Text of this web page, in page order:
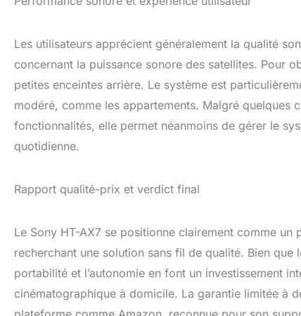
Les utilisateurs apprécient généralement la qualité
concernant la puissance sonore des satellites. Pour
petites enceintes arrière. Le système est
modéré, comme les appartements. Malgré quelques
fonctionnalités, elle permet néanmoins de gérer le
quotidienne.
Rapport qualité-prix et verdict final
Le Sony HT-AX7 se positionne clairement comme
recherchant une solution sans fil de qualité. Bien
portabilité et l’autonomie en font un investissement
cinématographique à domicile. La garantie limitée à